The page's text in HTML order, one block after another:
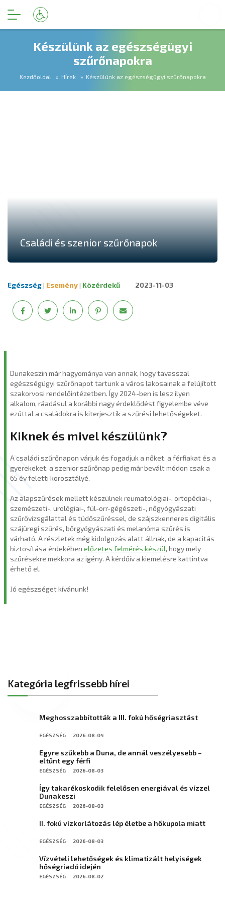
Készülünk az egészségügyi
szűrőnapokra
Kezdőoldal Hírek Készülünk az egészségügyi szűrőnapokra
Családi és szenior szűrőnapok
Egészség| Esemény| Közérdekű 2023-11-03
Dunakeszin már hagyománya van annak, hogy tavasszal
egészségügyi szűrőnapot tartunk a város lakosainak a felújított
szakorvosi rendelőintézetben. Így 2024-ben is lesz ilyen
alkalom, ráadásul a korábbi nagy érdeklődést figyelembe véve
ezúttal a családokra is kiterjesztik a szűrési lehetőségeket.
Kiknek és mivel készülünk?
A családi szűrőnapon várjuk és fogadjuk a nőket, a férfiakat és a
gyerekeket, a szenior szűrőnap pedig már bevált módon csak a
65 év feletti korosztályé.
Az alapszűrések mellett készülnek reumatológiai-, ortopédiai-,
szemészeti-, urológiai-, fül-orr-gégészeti-, nőgyógyászati
szűrővizsgálattal és tüdőszűréssel, de szájszkenneres digitális
szájüregi szűrés, bőrgyógyászati és melanóma szűrés is
várható. A részletek még kidolgozás alatt állnak, de a kapacitás
biztosítása érdekében előzetes felmérés készül, hogy mely
szűrésekre mekkora az igény. A kérdőív a kiemelésre kattintva
érhető el.
Jó egészséget kívánunk!
Kategória legfrissebb hírei
Meghosszabbították a III. fokú hőségriasztást
EGÉSZSÉG 2026-08-04
Egyre szűkebb a Duna, de annál veszélyesebb –
eltűnt egy férfi
EGÉSZSÉG 2026-08-03
Így takarékoskodik felelősen energiával és vízzel
Dunakeszi
EGÉSZSÉG 2026-08-03
II. fokú vízkorlátozás lép életbe a hőkupola miatt
EGÉSZSÉG 2026-08-03
Vízvételi lehetőségek és klimatizált helyiségek
hőségriadó idején
EGÉSZSÉG 2026-08-02